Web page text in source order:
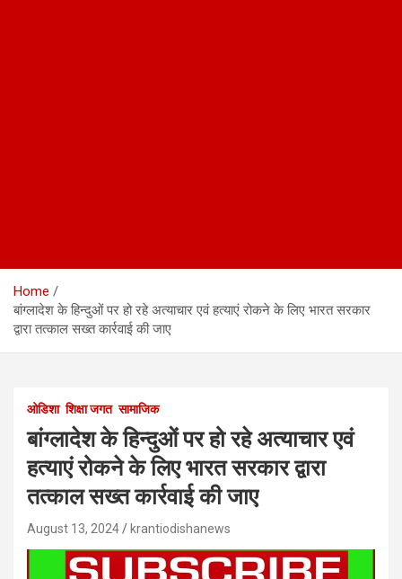
Home
बांग्लादेश के हिन्दुओं पर हो रहे अत्याचार एवं हत्याएं रोकने के लिए भारत सरकार
द्वारा तत्काल सख्त कार्रवाई की जाए
ओडिशा शिक्षा जगत सामाजिक
बांग्लादेश के हिन्दुओं पर हो रहे अत्याचार एवं
हत्याएं रोकने के लिए भारत सरकार द्वारा
तत्काल सख्त कार्रवाई की जाए
August 13, 2024 krantiodishanews